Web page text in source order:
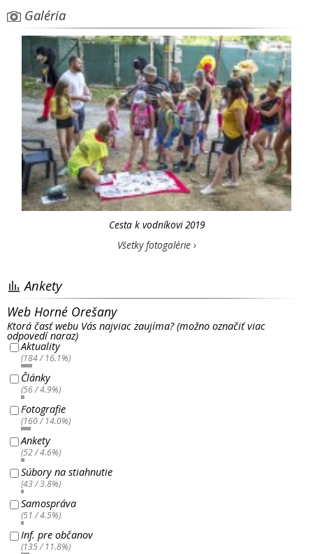
Galéria
Cesta k vodníkovi 2019
Všetky fotogalérie ›
Ankety
Web Horné Orešany
Ktorá časť webu Vás najviac zaujíma? (možno označiť viac
odpovedí naraz)
Aktuality
(184 / 16.1%)
Články
(56 / 4.9%)
Fotografie
(160 / 14.0%)
Ankety
(52 / 4.6%)
Súbory na stiahnutie
(43 / 3.8%)
Samospráva
(51 / 4.5%)
Inf. pre občanov
(135 / 11.8%)